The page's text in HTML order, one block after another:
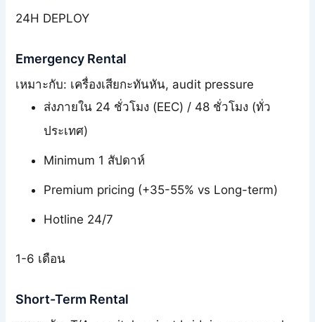
24H DEPLOY
Emergency Rental
เหมาะกับ: เครื่องเสียกะทันหัน, audit pressure
ส่งภายใน 24 ชั่วโมง (EEC) / 48 ชั่วโมง (ทั่ว
ประเทศ)
Minimum 1 สัปดาห์
Premium pricing (+35-55% vs Long-term)
Hotline 24/7
1-6 เดือน
Short-Term Rental